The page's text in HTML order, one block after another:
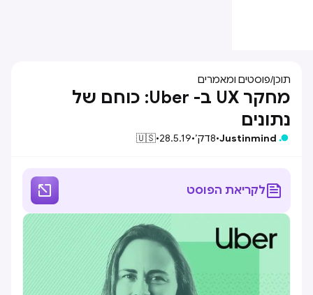
תוכן/פוסטים ומאמרים
מחקר UX ב- Uber: כוחם של
נתונים
Justinmind
•
8דק׳•
28.5.19
•
🇺🇸
לקריאת הפוסט 